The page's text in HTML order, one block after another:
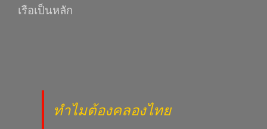
เรือเป็นหลัก
ทำไมต้องคลองไทย